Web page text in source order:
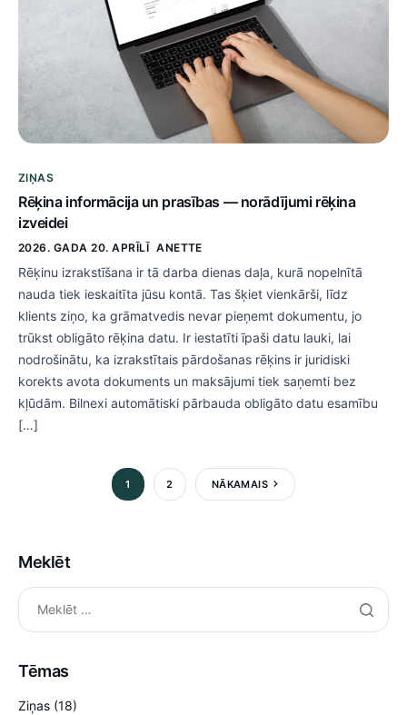
ZIŅAS
Rēķina informācija un prasības — norādījumi rēķina
izveidei
2026. GADA 20. APRĪLĪ ANETTE
Rēķinu izrakstīšana ir tā darba dienas daļa, kurā nopelnītā
nauda tiek ieskaitīta jūsu kontā. Tas šķiet vienkārši, līdz
klients ziņo, ka grāmatvedis nevar pieņemt dokumentu, jo
trūkst obligāto rēķina datu. Ir iestatīti īpaši datu lauki, lai
nodrošinātu, ka izrakstītais pārdošanas rēķins ir juridiski
korekts avota dokuments un maksājumi tiek saņemti bez
kļūdām. Bilnexi automātiski pārbauda obligāto datu esamību
[…]
1 2 NĀKAMAIS
Meklēt
Tēmas
Ziņas (18)